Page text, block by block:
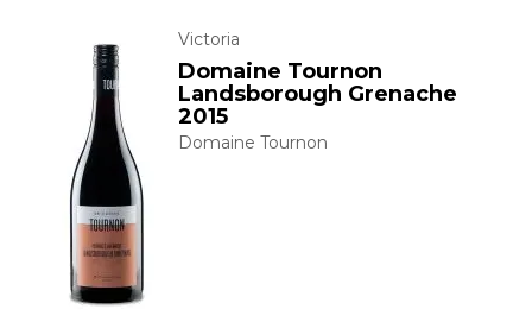
Victoria
Domaine Tournon
Landsborough Grenache
2015
Domaine Tournon